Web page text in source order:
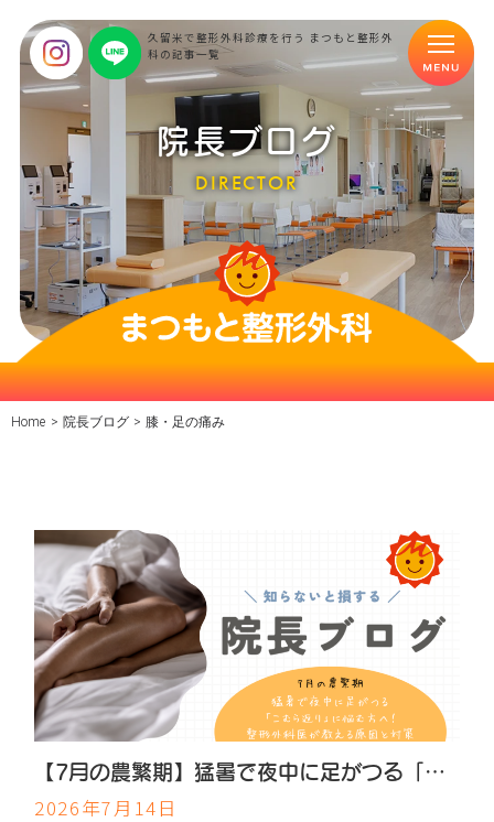
久留米で整形外科診療を行う まつもと整形外
科の記事一覧
院長ブログ
DIRECTOR
Home > 院長ブログ > 膝・足の痛み
【7月の農繁期】猛暑で夜中に足がつる「こむら返り」に悩む方へ！整形外科医が教える原因と対策
2026年7月14日